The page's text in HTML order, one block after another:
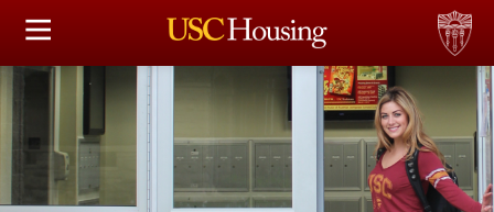
住房选择
财务实事资讯